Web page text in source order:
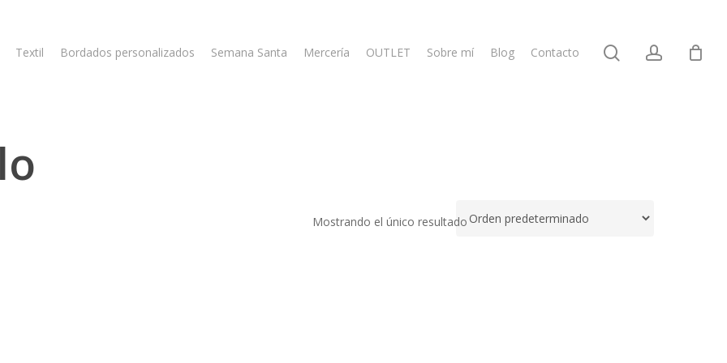
Textil Bordados personalizados Semana Santa Mercería OUTLET Sobre mí Blog Contacto searchaccount
Mostrando el único resultado